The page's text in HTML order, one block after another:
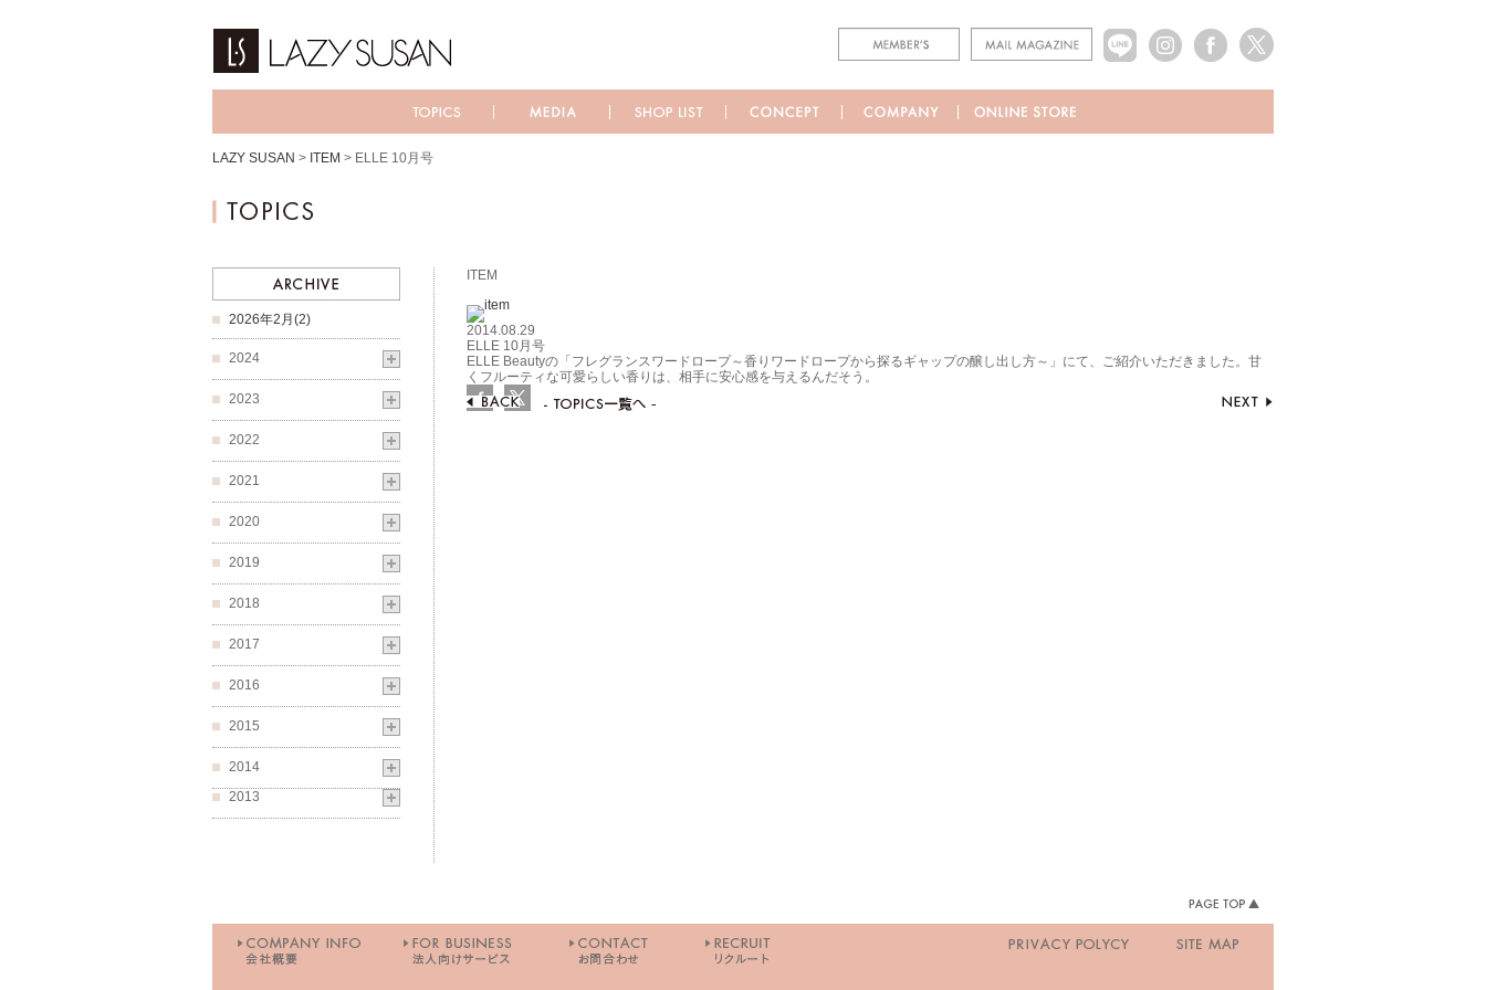
LAZY SUSAN > ITEM > ELLE 10月号
2026年2月(2)
2024
2023
2022
2021
2020
2019
2018
2017
2016
2015
2014
2013
ITEM
2014.08.29
ELLE 10月号
ELLE Beautyの「フレグランスワードロープ～香りワードロープから探るギャップの醸し出し方～」にて、ご紹介いただきました。甘
くフルーティな可愛らしい香りは、相手に安心感を与えるんだそう。